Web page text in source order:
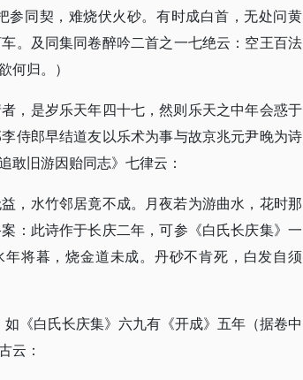
同契，难烧伏火砂。有时成白首，无处问黄
。及同集同卷醉吟二首之一七绝云：空王百法
何归。）
，是岁乐天年四十七，然则乐天之中年会惑于
侍郎早结道友以乐术为事与故京兆元尹晚为诗
敢旧游因贻同志》七律云：
，水竹邻居竟不成。月夜若为游曲水，花时那
：此诗作于长庆二年，可参《白氏长庆集》一
将暮，烧金道未成。丹砂不肯死，白发自须
《白氏长庆集》六九有《开成》五年（据卷中
云：